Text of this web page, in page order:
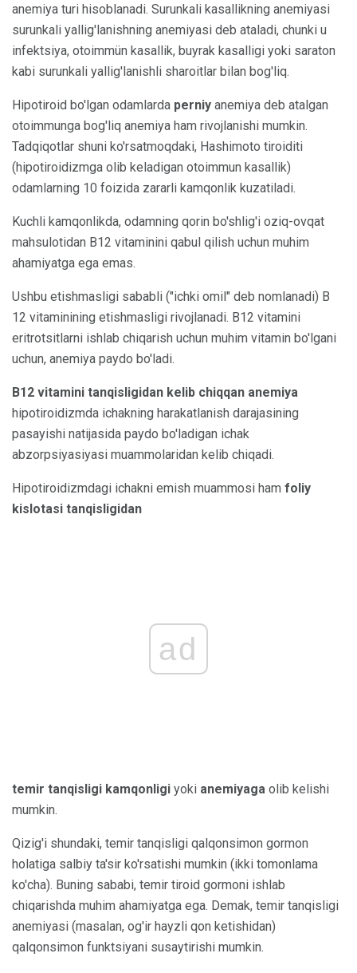
anemiya turi hisoblanadi. Surunkali kasallikning anemiyasi
surunkali yallig'lanishning anemiyasi deb ataladi, chunki u
infektsiya, otoimmün kasallik, buyrak kasalligi yoki saraton
kabi surunkali yallig'lanishli sharoitlar bilan bog'liq.
Hipotiroid bo'lgan odamlarda perniy anemiya deb atalgan
otoimmunga bog'liq anemiya ham rivojlanishi mumkin.
Tadqiqotlar shuni ko'rsatmoqdaki, Hashimoto tiroiditi
(hipotiroidizmga olib keladigan otoimmun kasallik)
odamlarning 10 foizida zararli kamqonlik kuzatiladi.
Kuchli kamqonlikda, odamning qorin bo'shlig'i oziq-ovqat
mahsulotidan B12 vitaminini qabul qilish uchun muhim
ahamiyatga ega emas.
Ushbu etishmasligi sababli ("ichki omil" deb nomlanadi) B
12 vitaminining etishmasligi rivojlanadi. B12 vitamini
eritrotsitlarni ishlab chiqarish uchun muhim vitamin bo'lgani
uchun, anemiya paydo bo'ladi.
B12 vitamini tanqisligidan kelib chiqqan anemiya
hipotiroidizmda ichakning harakatlanish darajasining
pasayishi natijasida paydo bo'ladigan ichak
abzorpsiyasiyasi muammolaridan kelib chiqadi.
Hipotiroidizmdagi ichakni emish muammosi ham foliy
kislotasi tanqisligidan
ad
temir tanqisligi kamqonligi yoki anemiyaga olib kelishi
mumkin.
Qizig'i shundaki, temir tanqisligi qalqonsimon gormon
holatiga salbiy ta'sir ko'rsatishi mumkin (ikki tomonlama
ko'cha). Buning sababi, temir tiroid gormoni ishlab
chiqarishda muhim ahamiyatga ega. Demak, temir tanqisligi
anemiyasi (masalan, og'ir hayzli qon ketishidan)
qalqonsimon funktsiyani susaytirishi mumkin.